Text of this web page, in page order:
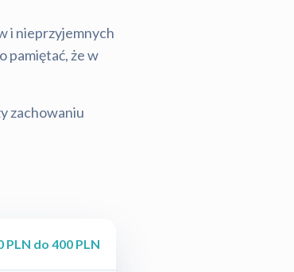
i nieprzyjemnych
pamiętać, że w
zachowaniu
PLN do 400 PLN